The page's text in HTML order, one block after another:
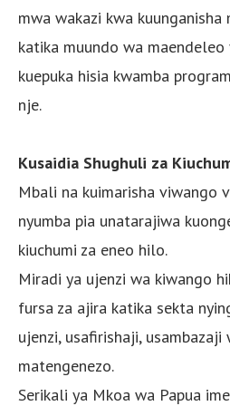
mwa wakazi kwa
katika muundo wa maendeleo
kuepuka hisia kwamba
nje.
Kusaidia Shughuli za
Mbali na kuimarisha viwango
nyumba pia unatarajiwa
kiuchumi za eneo hilo.
Miradi ya ujenzi wa kiwango
fursa za ajira katika sekta
ujenzi, usafirishaji, usambazaji
matengenezo.
Serikali ya Mkoa wa Papua